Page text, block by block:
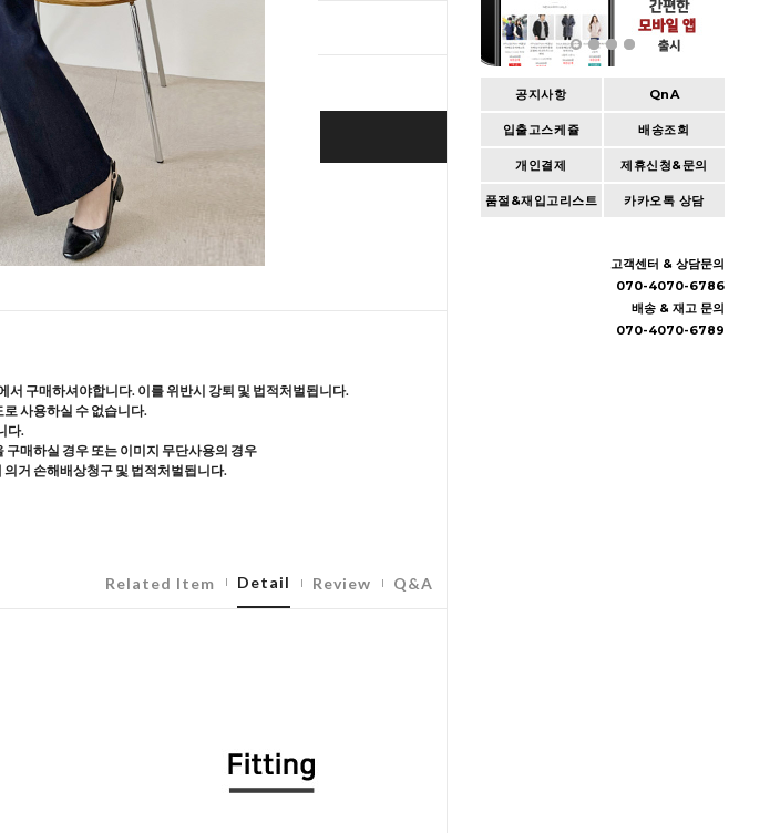
공지사항 QnA
입출고스케쥴 배송조회
개인결제 제휴신청&문의
품절&재입고리스트 카카오톡 상담
고객센터 & 상담문의
070-4070-6786
배송 & 재고 문의
070-4070-6789
BUY IT NOW
Cart Wishlist
구매하셔야합니다. 이를 위반시 강퇴 및 법적처벌됩니다.
사용하실 수 없습니다.
다.
매하실 경우 또는 이미지 무단사용의 경우
거 손해배상청구 및 법적처벌됩니다.
Related Item Detail Review Q&A